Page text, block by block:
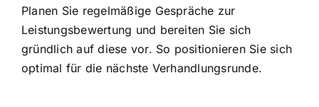
Planen Sie regelmäßige Gespräche zur
Leistungsbewertung und bereiten Sie sich
gründlich auf diese vor. So positionieren Sie sich
optimal für die nächste Verhandlungsrunde.